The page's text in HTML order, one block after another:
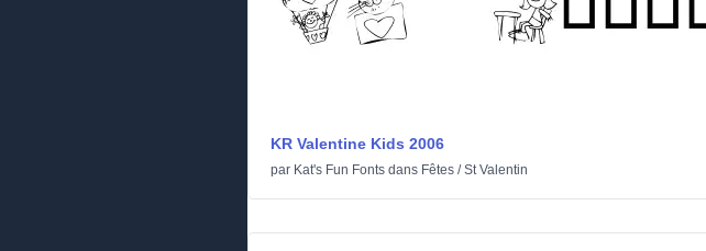
KR Valentine Kids 2006
par Kat's Fun Fonts dans Fêtes /St Valentin